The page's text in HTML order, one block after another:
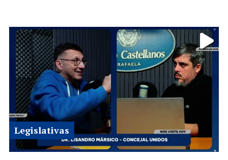
Legislativas